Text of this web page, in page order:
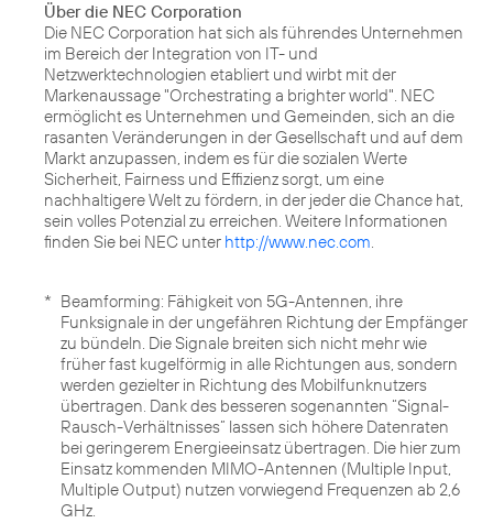
Über die NEC Corporation
Die NEC Corporation hat sich als führendes Unternehmen
im Bereich der Integration von IT- und
Netzwerktechnologien etabliert und wirbt mit der
Markenaussage "Orchestrating a brighter world". NEC
ermöglicht es Unternehmen und Gemeinden, sich an die
rasanten Veränderungen in der Gesellschaft und auf dem
Markt anzupassen, indem es für die sozialen Werte
Sicherheit, Fairness und Effizienz sorgt, um eine
nachhaltigere Welt zu fördern, in der jeder die Chance hat,
sein volles Potenzial zu erreichen. Weitere Informationen
finden Sie bei NEC unter http://www.nec.com.
* Beamforming: Fähigkeit von 5G-Antennen, ihre
Funksignale in der ungefähren Richtung der Empfänger
zu bündeln. Die Signale breiten sich nicht mehr wie
früher fast kugelförmig in alle Richtungen aus, sondern
werden gezielter in Richtung des Mobilfunknutzers
übertragen. Dank des besseren sogenannten “Signal-
Rausch-Verhältnisses” lassen sich höhere Datenraten
bei geringerem Energieeinsatz übertragen. Die hier zum
Einsatz kommenden MIMO-Antennen (Multiple Input,
Multiple Output) nutzen vorwiegend Frequenzen ab 2,6
GHz.